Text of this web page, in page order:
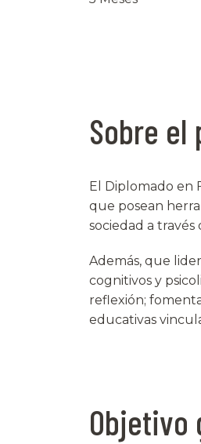
Sobre el
El Diplomado en
que posean
sociedad a
Además, que
cognitivos y
reflexión;
educativas
Objetivo